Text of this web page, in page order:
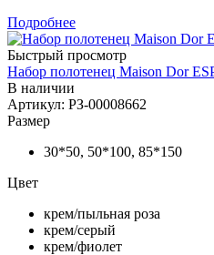
Подробнее
Быстрый просмотр
Набор полотенец Maison Dor
В наличии
Артикул: РЗ-00008662
Размер
30*50, 50*100, 85*150
Цвет
крем/пыльная роза
крем/серый
крем/фиолет